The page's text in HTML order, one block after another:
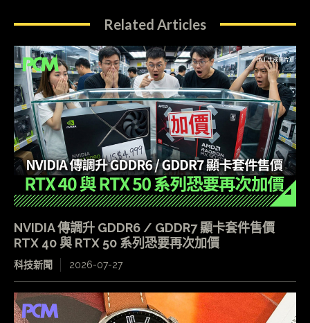
Related Articles
NVIDIA 傳調升 GDDR6 / GDDR7 顯卡套件售價
RTX 40 與 RTX 50 系列恐要再次加價
科技新聞 2026-07-27